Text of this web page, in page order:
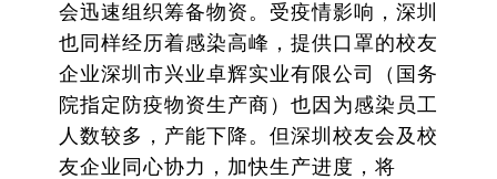
会迅速组织筹备物资。受疫情影响，深圳
也同样经历着感染高峰，提供口罩的校友
企业深圳市兴业卓辉实业有限公司（国务
院指定防疫物资生产商）也因为感染员工
人数较多，产能下降。但深圳校友会及校
友企业同心协力，加快生产进度，将